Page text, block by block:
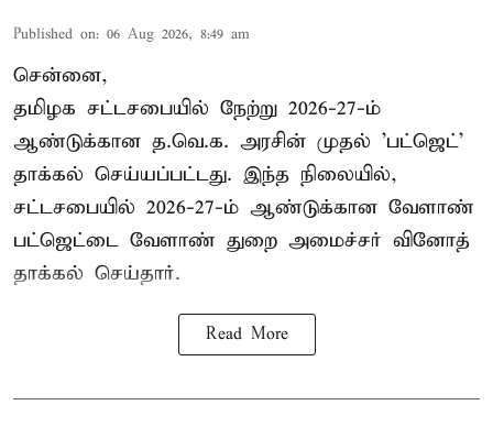
Published on: 06 Aug 2026, 8:49 am
சென்னை,
தமிழக சட்டசபையில் நேற்று 2026-27-ம்
ஆண்டுக்கான த.வெ.க. அரசின் முதல் 'பட்ஜெட்'
தாக்கல் செய்யப்பட்டது. இந்த நிலையில்,
சட்டசபையில் 2026-27-ம் ஆண்டுக்கான வேளாண்
பட்ஜெட்டை வேளாண் துறை அமைச்சர் வினோத்
தாக்கல் செய்தார்.
Read More